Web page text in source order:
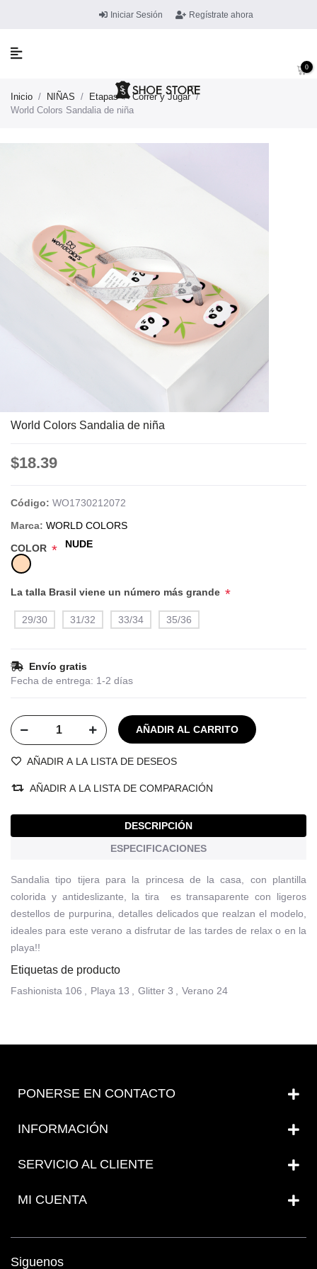
Iniciar Sesión Regístrate ahora
0
Inicio / NIÑAS / Etapas / Correr y Jugar /
World Colors Sandalia de niña
World Colors Sandalia de niña
$18.39
Código: WO1730212072
Marca: WORLD COLORS
COLOR * NUDE
La talla Brasil viene un número más grande *
29/30 31/32 33/34 35/36
Envío gratis
Fecha de entrega: 1-2 días
AÑADIR A LA LISTA DE DESEOS
AÑADIR A LA LISTA DE COMPARACIÓN
DESCRIPCIÓN
ESPECIFICACIONES
Sandalia tipo tijera para la princesa de la casa, con plantilla
colorida y antideslizante, la tira es transaparente con ligeros
destellos de purpurina, detalles delicados que realzan el modelo,
ideales para este verano a disfrutar de las tardes de relax o en la
playa!!
Etiquetas de producto
Fashionista 106 Playa 13 Glitter 3 Verano 24
PONERSE EN CONTACTO
INFORMACIÓN
SERVICIO AL CLIENTE
MI CUENTA
Siguenos